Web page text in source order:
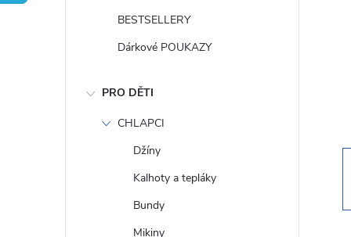
BESTSELLERY
Dárkové POUKAZY
PRO DĚTI
CHLAPCI
Džíny
Kalhoty a tepláky
Bundy
Mikiny